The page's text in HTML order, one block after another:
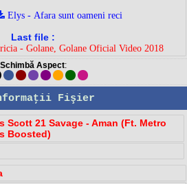
Elys - Afara sunt oameni reci
Last file :
- Golane, Golane Oficial Video 2018
Schimbă Aspect:
Fişier
Scott 21 Savage - Aman (Ft. Metro
Boosted)